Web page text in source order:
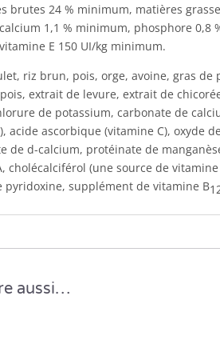
brutes 24 % minimum, matières
1,1 % minimum, phosphore
E 150 UI/kg minimum.
riz brun, pois, orge, avoine, gras
extrait de levure, extrait de
de potassium, carbonate de
acide ascorbique (vitamine C), oxyde
de d-calcium, protéinate de
cholécalciférol (une source de vitamine
pyridoxine, supplément de vitamine B
aussi…